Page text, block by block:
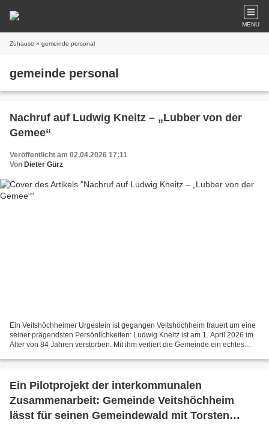
MENU
Zuhause » gemeinde personal
gemeinde personal
Nachruf auf Ludwig Kneitz – „Lubber von der
Gemee“
Veröffentlicht am 02.04.2026 17:11
Von Dieter Gürz
Ein Veitshöchheimer Urgestein ist gegangen Veitshöchheim trauert um eine
seiner prägendsten Persönlichkeiten: Ludwig Kneitz ist am 1. April 2026 im
Alter von 84 Jahren verstorben. Mit ihm verliert die Gemeinde ein echtes
Ein Pilotprojekt der interkommunalen
Zusammenarbeit: Gemeinde Veitshöchheim
lässt für seinen Gemeindewald mit Torsten